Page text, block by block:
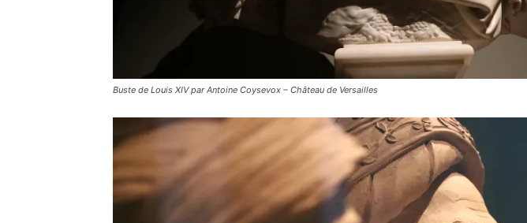
Buste de Louis XIV par Antoine Coysevox – Château de Versailles